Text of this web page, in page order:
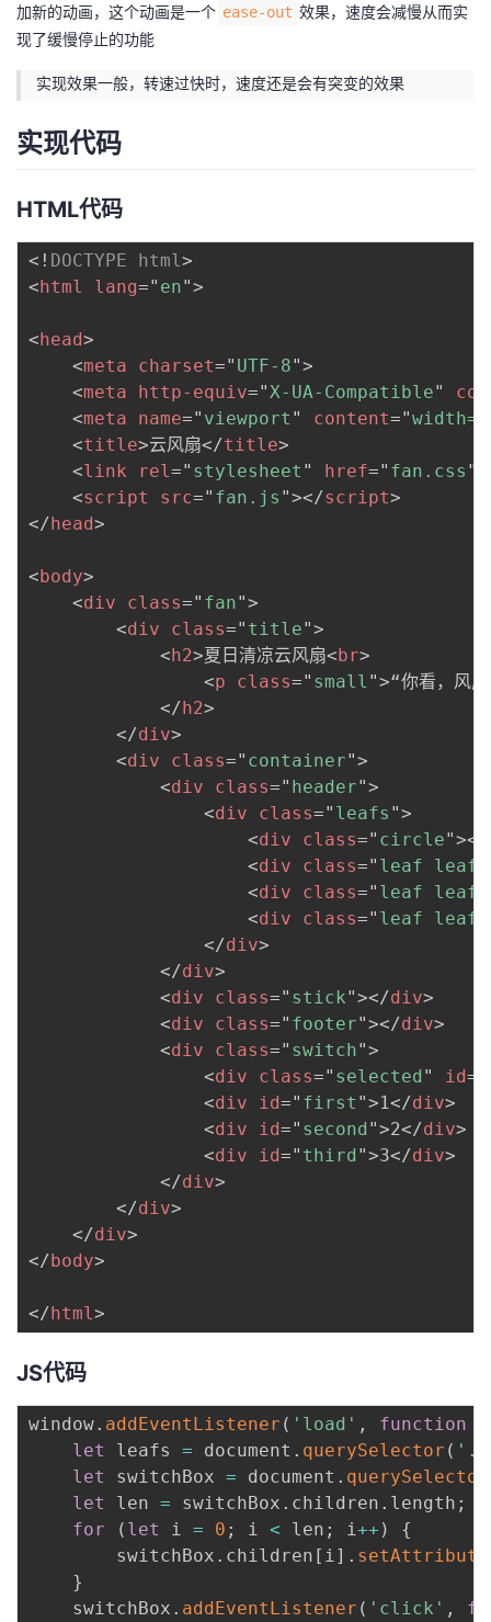
加新的动画，这个动画是一个 ease-out 效果，速度会减慢从而实
现了缓慢停止的功能
实现效果一般，转速过快时，速度还是会有突变的效果
实现代码
HTML代码
<! DOCTYPE html >
<html lang=" en">
<head>
<meta charset=" UTF-8">
<meta http-equiv=" X-UA-Compatible"
<meta name=" viewport " content="
<title>云风扇</title>
<link rel =" stylesheet " href=" fan.css "
<script src=" fan.js "></script>
</head>
<body>
<div class=" fan">
<div class=" title">
<h2>夏日清凉云风扇<br>
<p class=" small ">“你看，风
</h2>
</div>
<div class=" container">
<div class=" header">
<div class=" leafs ">
<div class=" circle"></
<div class=" leaf leaf-
<div class=" leaf leaf-
<div class=" leaf leaf-
</div>
</div>
<div class=" stick"></div>
<div class=" footer"></div>
<div class=" switch">
<div class=" selected " id=
<div id=" first ">1 </div>
<div id=" second ">2</div>
<div id=" third ">3</div>
</div>
</div>
</div>
</body>
</html >
JS代码
window. addEventListener ( 'load' , function
let
leafs = document . querySelector (
let
switchBox = document . querySelector
let
len = switchBox . children . length ;
for
( let i = 0 ; i < len ; i ++ )
{
        switchBox
. children [ i ] . setAttribute
}
    switchBox
. addEventListener ( 'click' ,